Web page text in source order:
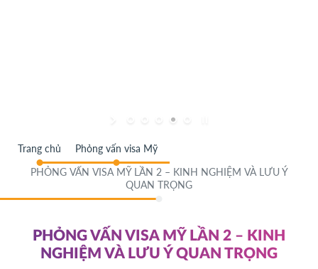
Trang chủ Phỏng vấn visa Mỹ
PHỎNG VẤN VISA MỸ LẦN 2 – KINH NGHIỆM VÀ LƯU Ý
QUAN TRỌNG
PHỎNG VẤN VISA MỸ LẦN 2 – KINH
NGHIỆM VÀ LƯU Ý QUAN TRỌNG